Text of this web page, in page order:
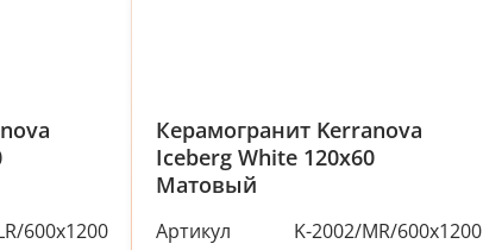
600x1200
Керамогранит Kerranova
Iceberg White 120x60
Матовый
Артикул
K-2002/MR/600x1200